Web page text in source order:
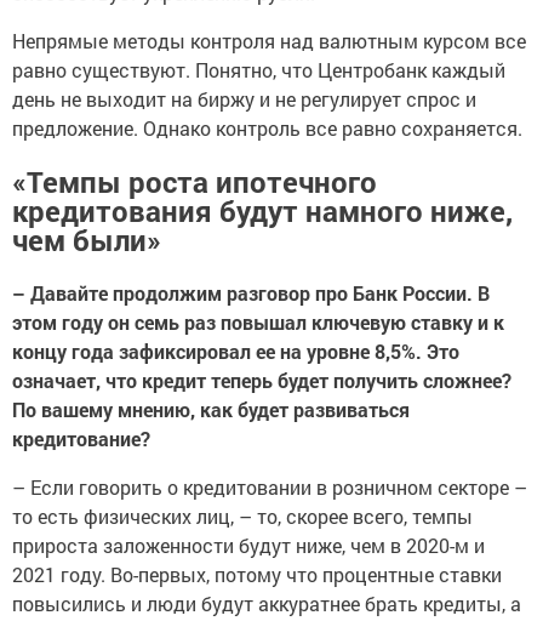
Непрямые методы контроля над валютным курсом все
равно существуют. Понятно, что Центробанк каждый
день не выходит на биржу и не регулирует спрос и
предложение. Однако контроль все равно сохраняется.
«Темпы роста ипотечного
кредитования будут намного ниже,
чем были»
– Давайте продолжим разговор про Банк России. В
этом году он семь раз повышал ключевую ставку и к
концу года зафиксировал ее на уровне 8,5%. Это
означает, что кредит теперь будет получить сложнее?
По вашему мнению, как будет развиваться
кредитование?
– Если говорить о кредитовании в розничном секторе –
то есть физических лиц, – то, скорее всего, темпы
прироста заложенности будут ниже, чем в 2020-м и
2021 году. Во-первых, потому что процентные ставки
повысились и люди будут аккуратнее брать кредиты, а